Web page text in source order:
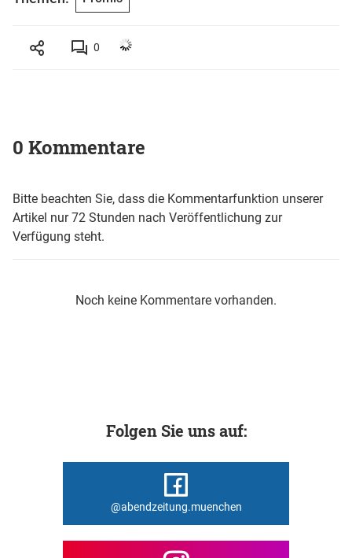
0
0 Kommentare
Bitte beachten Sie, dass die Kommentarfunktion unserer
Artikel nur 72 Stunden nach Veröffentlichung zur
Verfügung steht.
Noch keine Kommentare vorhanden.
Folgen Sie uns auf:
@abendzeitung.muenchen